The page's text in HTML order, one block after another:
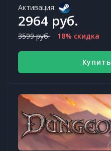
Активация:
2964 руб.
3599 руб. 18% скидка
Купить